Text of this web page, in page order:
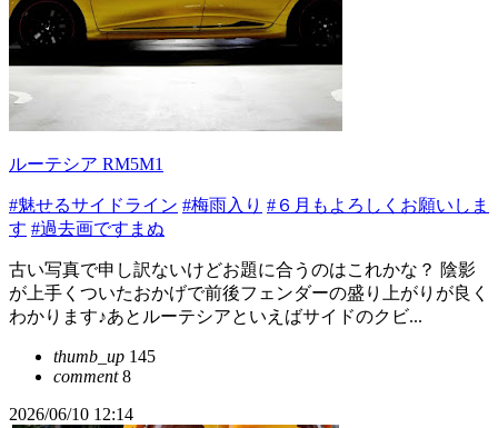
ルーテシア RM5M1
#魅せるサイドライン #梅雨入り #６月もよろしくお願いしま
す #過去画ですまぬ
古い写真で申し訳ないけどお題に合うのはこれかな？ 陰影
が上手くついたおかげで前後フェンダーの盛り上がりが良く
わかります♪あとルーテシアといえばサイドのクビ...
thumb_up 145
comment8
2026/06/10 12:14